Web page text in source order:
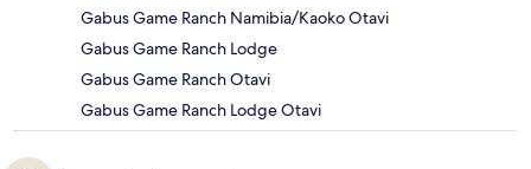
Gabus Game Ranch Namibia/Kaoko Otavi
Gabus Game Ranch Lodge
Gabus Game Ranch Otavi
Gabus Game Ranch Lodge Otavi